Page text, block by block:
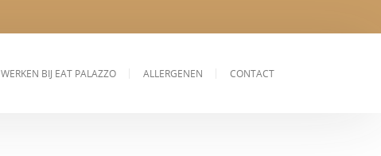
WERKEN BIJ EAT PALAZZO ALLERGENEN CONTACT